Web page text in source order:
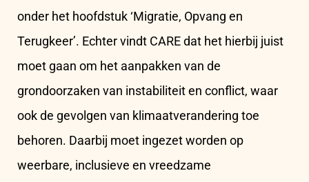
onder het hoofdstuk ‘Migratie, Opvang en
Terugkeer’. Echter vindt CARE dat het hierbij juist
moet gaan om het aanpakken van de
grondoorzaken van instabiliteit en conflict, waar
ook de gevolgen van klimaatverandering toe
behoren. Daarbij moet ingezet worden op
weerbare, inclusieve en vreedzame